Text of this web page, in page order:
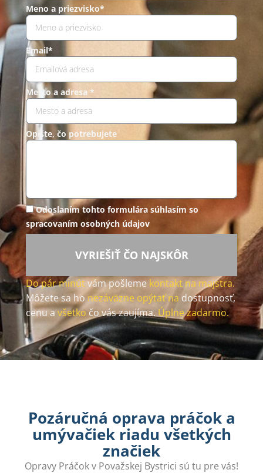
Meno a priezvisko*
Email*
Mesto a adresa *
Opíšte, čo potrebujete
Odoslaním tohto formulára súhlasím so
spracovaním osobných údajov
VYRIEŠIŤ ČO NAJSKÔR
Do pár minútvám pošleme kontakt na majstra.
Môžete sa honezáväzne opýtať na dostupnosť,
cenu avšetkočo vás zaujíma.Úplne zadarmo.
Pozáručná oprava práčok a
umývačiek riadu všetkých
značiek
Opravy Práčok v Považskej Bystrici sú tu pre vás!